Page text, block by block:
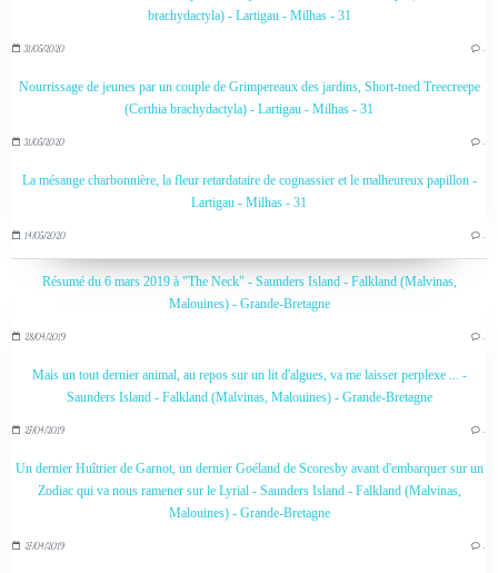
brachydactyla) - Lartigau - Milhas - 31
31/05/2020 …
Nourrissage de jeunes par un couple de Grimpereaux des jardins, Short-toed Treecreepe
(Certhia brachydactyla) - Lartigau - Milhas - 31
31/05/2020 …
La mésange charbonnière, la fleur retardataire de cognassier et le malheureux papillon -
Lartigau - Milhas - 31
14/05/2020 …
Résumé du 6 mars 2019 à "The Neck" - Saunders Island - Falkland (Malvinas,
Malouines) - Grande-Bretagne
28/04/2019 …
Mais un tout dernier animal, au repos sur un lit d'algues, va me laisser perplexe ... -
Saunders Island - Falkland (Malvinas, Malouines) - Grande-Bretagne
27/04/2019 …
Un dernier Huîtrier de Garnot, un dernier Goéland de Scoresby avant d'embarquer sur un
Zodiac qui va nous ramener sur le Lyrial - Saunders Island - Falkland (Malvinas,
Malouines) - Grande-Bretagne
27/04/2019 …